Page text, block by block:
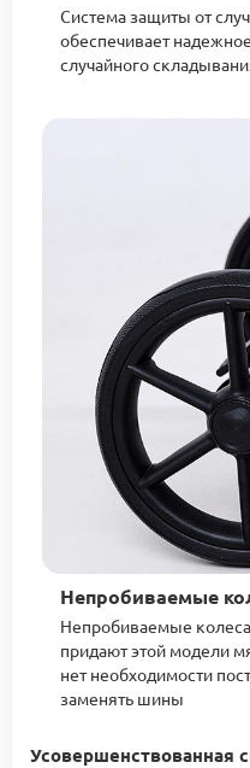
Система защиты от
обеспечивает
случайного
Непробиваемые
Непробиваемые
придают этой модели
нет необходимости
заменять шины
Усовершенствованная